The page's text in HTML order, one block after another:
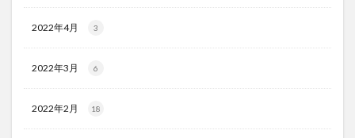
2022年4月 3
2022年3月 6
2022年2月 18